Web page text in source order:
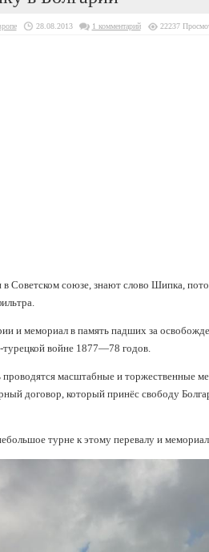
28.08.2013 1 комментарий 22237
Советском союзе, знают слово Шипка,
и мемориал в память падших за
войне 1877—78 годов.
масштабные и торжественные
договор, который принёс свободу
турне к этому перевалу и